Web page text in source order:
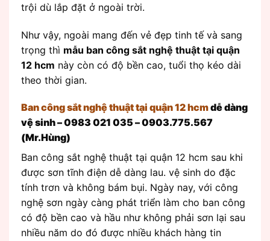
trội dù lắp đặt ở ngoài trời.
Như vậy, ngoài mang đến vẻ đẹp tinh tế và sang
trọng thì mẫu ban công sắt nghệ thuật tại quận
12 hcm này còn có độ bền cao, tuổi thọ kéo dài
theo thời gian.
Ban công sắt nghệ thuật tại quận 12 hcmdễ dàng
vệ sinh –0983 021 035 – 0903.775.567
(Mr.Hùng)
Ban công sắt nghệ thuật tại quận 12 hcm sau khi
được sơn tĩnh điện dễ dàng lau. vệ sinh do đặc
tính trơn và không bám bụi. Ngày nay, với công
nghệ sơn ngày càng phát triển làm cho ban công
có độ bền cao và hầu như không phải sơn lại sau
nhiều năm do đó được nhiều khách hàng tin